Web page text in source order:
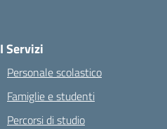
I Servizi
Personale scolastico
Famiglie e studenti
Percorsi di studio